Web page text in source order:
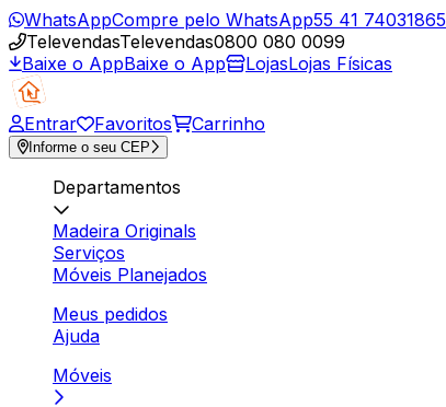
WhatsAppCompre pelo WhatsApp55 41 74031865
TelevendasTelevendas0800 080 0099
Baixe o AppBaixe o App LojasLojas Físicas
Entrar Favoritos Carrinho
Informe o seu CEP
Departamentos
Madeira Originals
Serviços
Móveis Planejados
Meus pedidos
Ajuda
Móveis